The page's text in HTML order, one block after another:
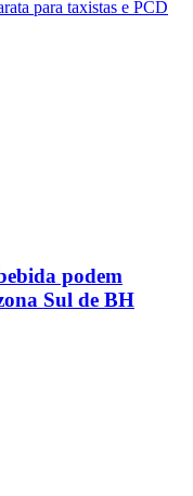
para taxistas e PCD
podem
Sul de BH